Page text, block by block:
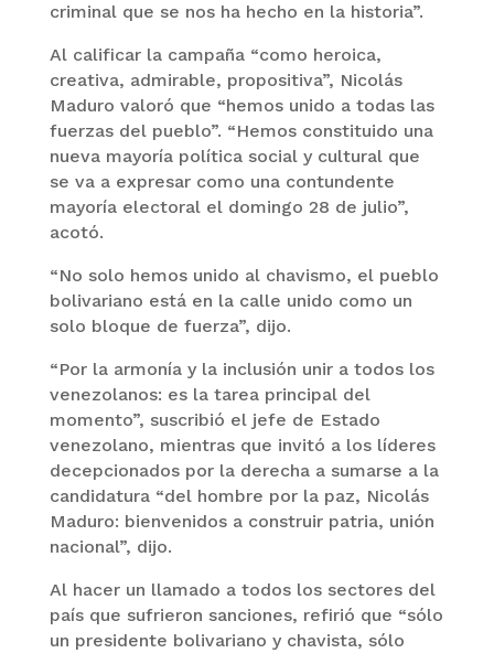
criminal que se nos ha hecho en la historia”.
Al calificar la campaña “como heroica,
creativa, admirable, propositiva”, Nicolás
Maduro valoró que “hemos unido a todas las
fuerzas del pueblo”. “Hemos constituido una
nueva mayoría política social y cultural que
se va a expresar como una contundente
mayoría electoral el domingo 28 de julio”,
acotó.
“No solo hemos unido al chavismo, el pueblo
bolivariano está en la calle unido como un
solo bloque de fuerza”, dijo.
“Por la armonía y la inclusión unir a todos los
venezolanos: es la tarea principal del
momento”, suscribió el jefe de Estado
venezolano, mientras que invitó a los líderes
decepcionados por la derecha a sumarse a la
candidatura “del hombre por la paz, Nicolás
Maduro: bienvenidos a construir patria, unión
nacional”, dijo.
Al hacer un llamado a todos los sectores del
país que sufrieron sanciones, refirió que “sólo
un presidente bolivariano y chavista, sólo